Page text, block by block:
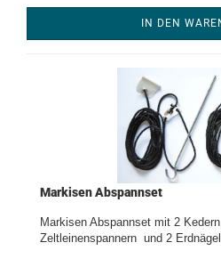
IN DEN
Markisen Abspannset
Markisen Abspannset mit 2
Zeltleinenspannern und 2